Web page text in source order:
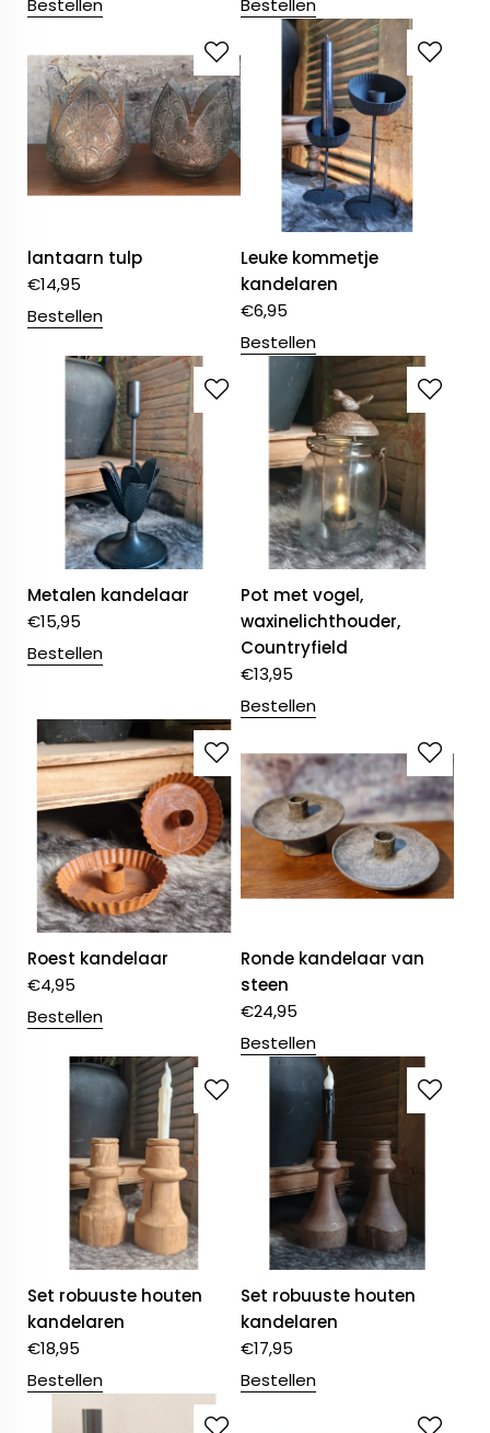
Bestellen Bestellen
lantaarn tulp
€14,95
Bestellen
Leuke kommetje
kandelaren
€6,95
Bestellen
Metalen kandelaar
€15,95
Bestellen
Pot met vogel,
waxinelichthouder,
Countryfield
€13,95
Bestellen
Roest kandelaar
€4,95
Bestellen
Ronde kandelaar van
steen
€24,95
Bestellen
Set robuuste houten
kandelaren
€18,95
Bestellen
Set robuuste houten
kandelaren
€17,95
Bestellen